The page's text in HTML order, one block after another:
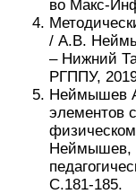
во Макс-
/ А.В.
– Нижний
РГППУ,
Неймышев
элементов
Неймышев,
С.181-185.